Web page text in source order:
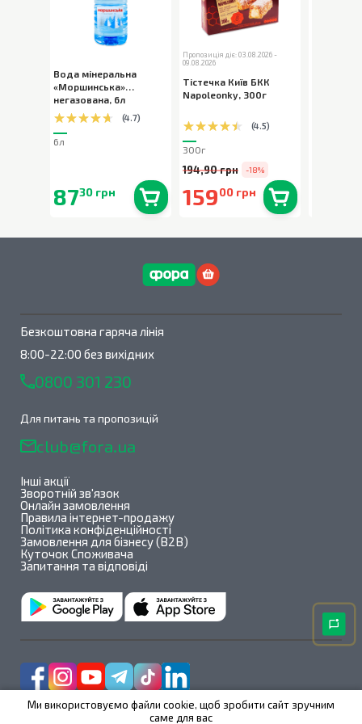
Вода мінеральна
«Моршинська»
негазована, 6л
(4.7)
6л
8730 грн
Пропозиція діє: 03.08.2026 -
09.08.2026
Тістечка Київ БКК
Napoleonky, 300г
(4.5)
300г
194,90 грн -18%
15900 грн
Безкоштовна гаряча лінія
8:00-22:00 без вихідних
0800 301 230
Для питань та пропозицій
club@fora.ua
Інші акції
Зворотній зв'язок
Онлайн замовлення
Правила інтернет-продажу
Політика конфіденційності
Замовлення для бізнесу (B2B)
Куточок Споживача
Запитання та відповіді
Ми використовуємо файли cookie, щоб зробити сайт зручним
саме для вас